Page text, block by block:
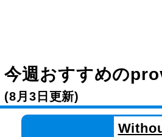
今週おすすめの
(8月3日更新)